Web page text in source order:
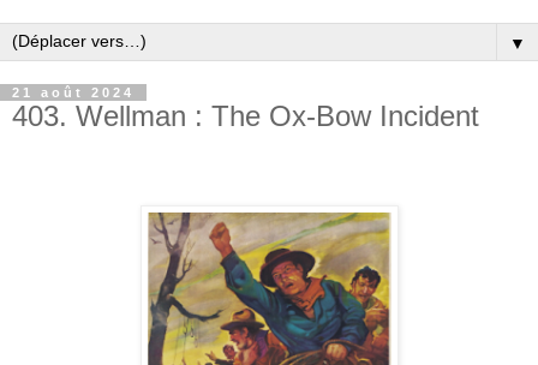
▼
21 août 2024
403. Wellman : The Ox-Bow Incident